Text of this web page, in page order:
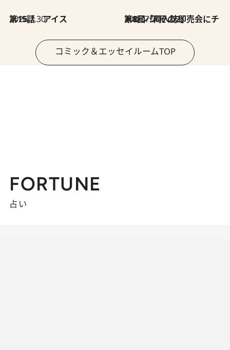
2026.7.30
第15話 アイス 2026.7.30
第8回「同人誌即売会にチャレンジ その2」
コミック＆エッセイルームTOP
FORTUNE
占い